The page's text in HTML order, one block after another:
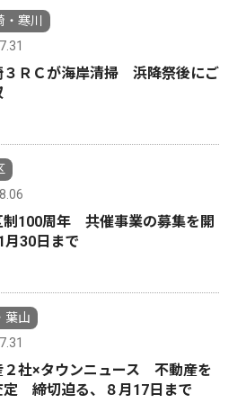
寒川
３ＲＣが海岸清掃 浜降祭後にご
制100周年 共催事業の募集を開
30日まで
葉山
２社×タウンニュース 不動産を
定 締切迫る、８月17日まで